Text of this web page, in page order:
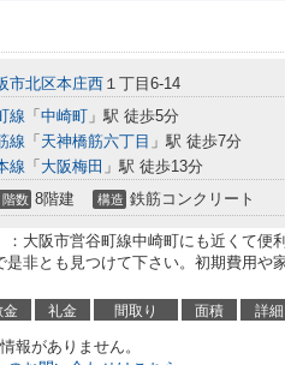
市北区本庄西 １丁目6-14
線 「 中崎町 」駅 徒歩5分
線 「 天神橋筋六丁目 」駅 徒歩7分
線 「 大阪梅田 」駅 徒歩13分
階数 8階建 構造 鉄筋コンクリート
：大阪市営谷町線中崎町にも近くて便
是非とも見つけて下さい。初期費用や
金 礼金 間取り 面積 詳細
報がありません。